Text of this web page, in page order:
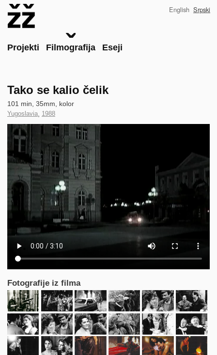
Main
Projekti Filmografija Eseji
English Srpski
Tako se kalio čelik
Technical
data
101 min, 35mm, kolor
Country
of
Production
Yugoslavia, Year
of
1988
Clip
Fotografije iz filma